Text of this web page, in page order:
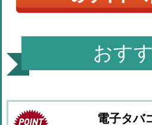
おす
電子タバ